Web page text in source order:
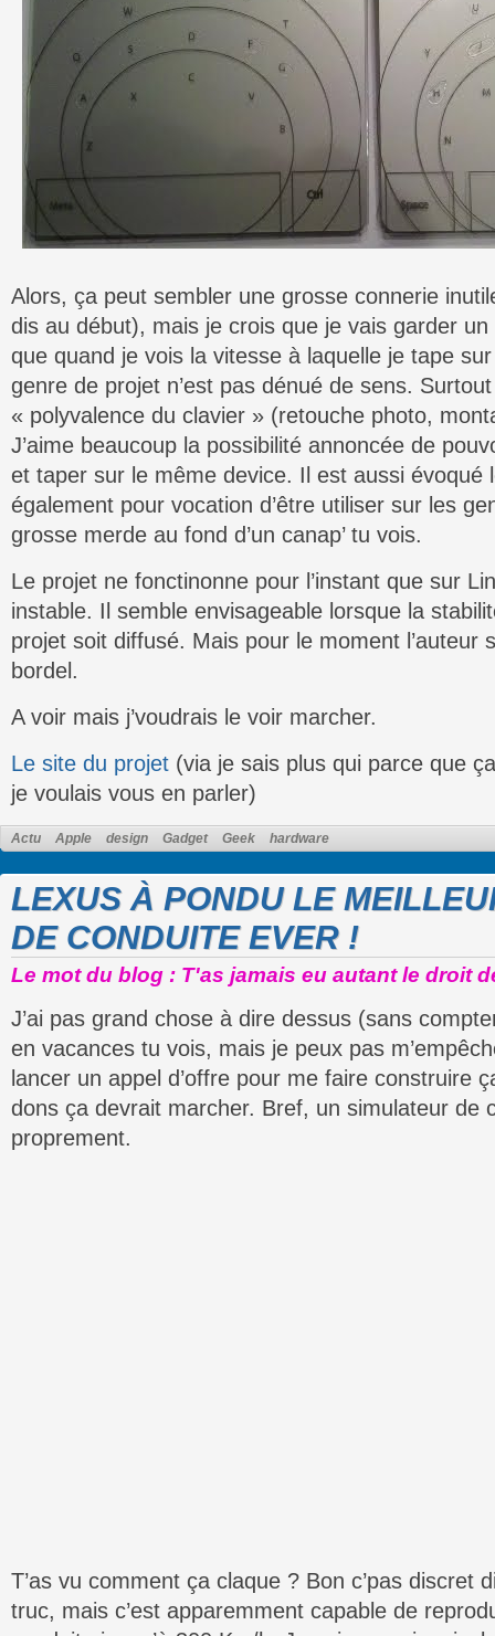
Alors, ça peut sembler une grosse connerie
dis au début), mais je crois que je vais garder
que quand je vois la vitesse à laquelle je tape
genre de projet n’est pas dénué de sens.
« polyvalence du clavier » (retouche photo,
J’aime beaucoup la possibilité annoncée de
et taper sur le même device. Il est aussi évoqué
également pour vocation d’être utiliser sur les
grosse merde au fond d’un canap’ tu vois.
Le projet ne fonctinonne pour l’instant que sur
instable. Il semble envisageable lorsque la
projet soit diffusé. Mais pour le moment l’auteur
bordel.
A voir mais j’voudrais le voir marcher.
Le site du projet (via je sais plus qui parce que
je voulais vous en parler)
Actu Apple design Gadget Geek hardware
LEXUS À PONDU LE
DE CONDUITE EVER !
Le mot du blog : T'as jamais eu autant le droit
J’ai pas grand chose à dire dessus (sans
en vacances tu vois, mais je peux pas
lancer un appel d’offre pour me faire construire
dons ça devrait marcher. Bref, un simulateur de
proprement.
T’as vu comment ça claque ? Bon c’pas discret
truc, mais c’est apparemment capable de